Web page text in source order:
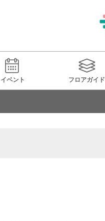
イベント フロアガイド